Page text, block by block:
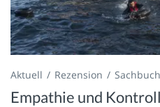
Aktuell Rezension Sachbuch
Empathie und